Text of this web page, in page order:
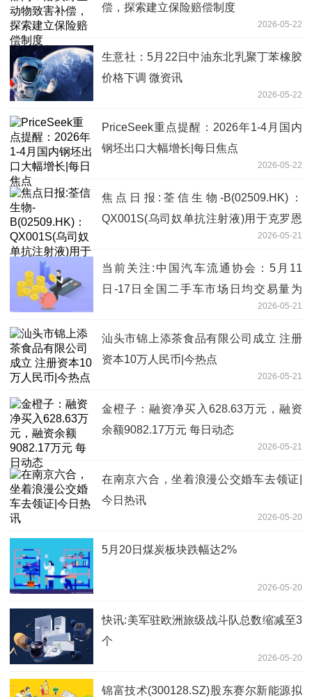
偿，探索建立保险赔偿制度
2026-05-22
生意社：5月22日中油东北乳聚丁苯橡胶
价格下调 微资讯
2026-05-22
PriceSeek重点提醒：2026年1-4月国内
钢坯出口大幅增长|每日焦点
2026-05-22
焦点日报:荃信生物-B(02509.HK)：
QX001S(乌司奴单抗注射液)用于克罗恩
病的上市许可申请和补充申请获得批准
2026-05-21
当前关注:中国汽车流通协会：5月11
日-17日全国二手车市场日均交易量为
2026-05-21
汕头市锦上添茶食品有限公司成立 注册
资本10万人民币|今热点
2026-05-21
金橙子：融资净买入628.63万元，融资
余额9082.17万元 每日动态
2026-05-21
在南京六合，坐着浪漫公交婚车去领证|
今日热讯
2026-05-20
5月20日煤炭板块跌幅达2%
2026-05-20
快讯:美军驻欧洲旅级战斗队总数缩减至3
个
2026-05-20
锦富技术(300128.SZ)股东赛尔新能源拟